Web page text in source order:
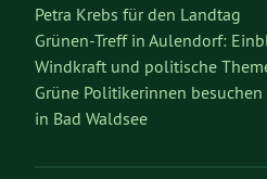
Petra Krebs für den Landtag
Grünen-Treff in Aulendorf:
Windkraft und politische
Grüne Politikerinnen
in Bad Waldsee